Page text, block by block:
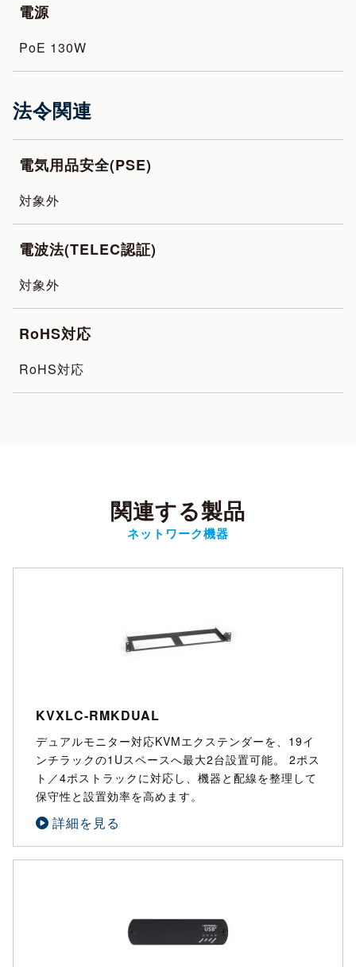
電源
PoE 130W
法令関連
電気用品安全(PSE)
対象外
電波法(TELEC認証)
対象外
RoHS対応
RoHS対応
関連する製品
ネットワーク機器
KVXLC-RMKDUAL
デュアルモニター対応KVMエクステンダーを、19イ
ンチラックの1Uスペースへ最大2台設置可能。 2ポス
ト／4ポストラックに対応し、機器と配線を整理して
保守性と設置効率を高めます。
詳細を見る